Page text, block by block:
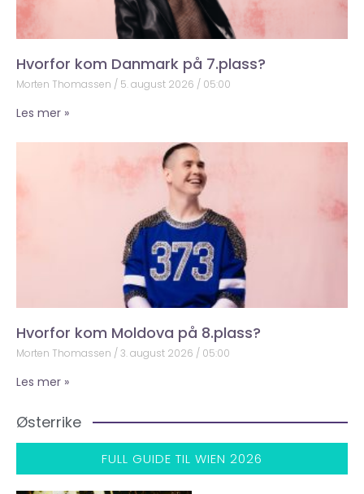
Hvorfor kom Danmark på 7.plass?
Morten Thomassen 5. august 2026 05:00
Les mer »
Hvorfor kom Moldova på 8.plass?
Morten Thomassen 3. august 2026 05:00
Les mer »
Østerrike
FULL GUIDE TIL WIEN 2026